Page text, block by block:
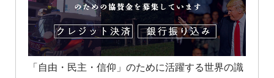
「自由・民主・信仰」のために活躍する世界の識